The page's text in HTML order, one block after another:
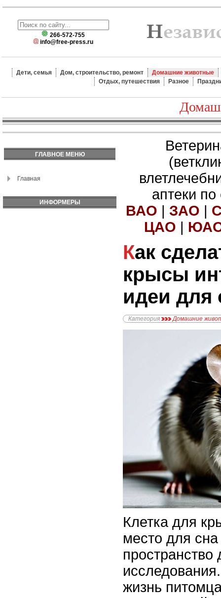
266-572-755
info@free-press.ru
Дети, семья Дом, строительство, ремонт
Домашние животные
Отдых, путешествия
Разное
ГЛАВНОЕ МЕНЮ
Главная
ИНФОРМЕРЫ
аптеки
ВАО | ЗАО |
ЦАО |
Как сделать клетку
крысы
идеи для
Категория Домашние
Клетка для
место для
пространство
жизнь